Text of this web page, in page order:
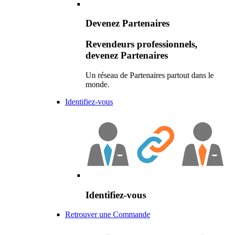
Devenez Partenaires
Revendeurs professionnels,
devenez Partenaires
Un réseau de Partenaires partout dans le
monde.
Identifiez-vous
Identifiez-vous
Retrouver une Commande